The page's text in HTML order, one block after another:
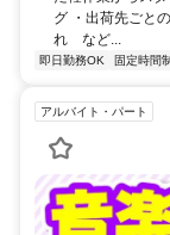
グ ・出荷先ごと
れ など...
即日勤務OK 固定時間制
アルバイト・パート